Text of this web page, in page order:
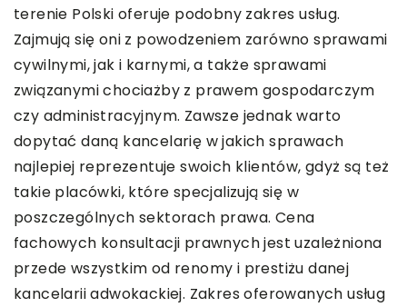
terenie Polski oferuje podobny zakres usług.
Zajmują się oni z powodzeniem zarówno sprawami
cywilnymi, jak i karnymi, a także sprawami
związanymi chociażby z prawem gospodarczym
czy administracyjnym. Zawsze jednak warto
dopytać daną kancelarię w jakich sprawach
najlepiej reprezentuje swoich klientów, gdyż są też
takie placówki, które specjalizują się w
poszczególnych sektorach prawa. Cena
fachowych konsultacji prawnych jest uzależniona
przede wszystkim od renomy i prestiżu danej
kancelarii adwokackiej. Zakres oferowanych usług